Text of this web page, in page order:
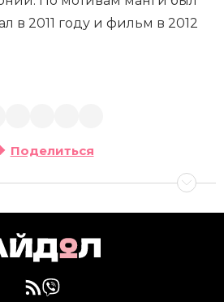
в 2011 году и фильм в 2012
Поделиться